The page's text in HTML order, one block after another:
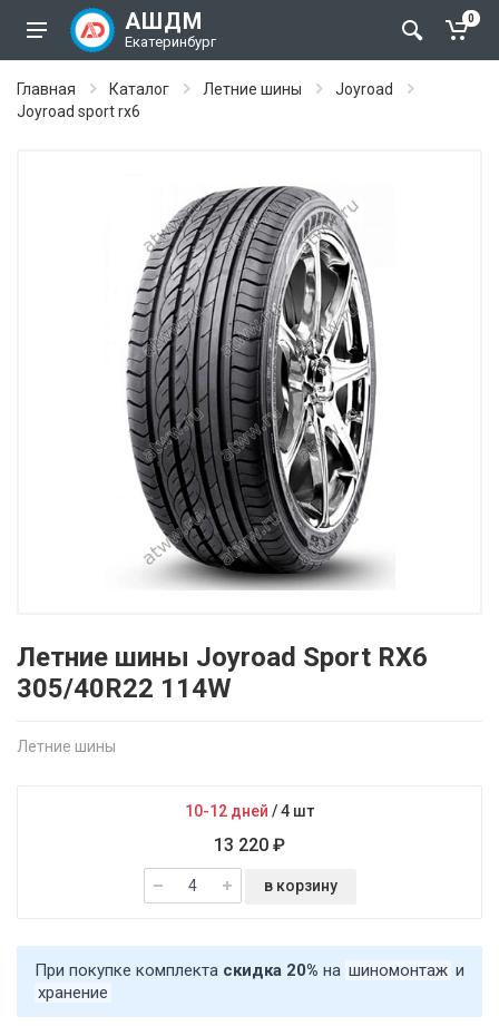
АШДМ
Екатеринбург
0
Главная Каталог Летние шины
Joyroad
Joyroad sport rx6
Летние шины Joyroad Sport RX6
305/40R22 114W
Летние шины
10-12 дней /4 шт
13 220 ₽
в корзину
При покупке комплекта скидка 20% на шиномонтаж и
хранение